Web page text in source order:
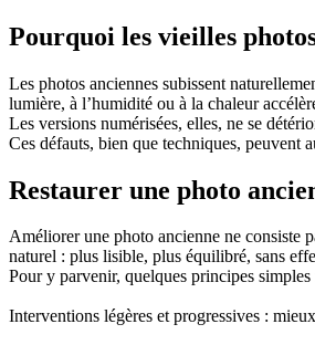
Pourquoi les vieilles
Les photos anciennes subissent
lumière, à l’humidité ou à la chaleur
Les versions numérisées, elles, ne se
Ces défauts, bien que techniques, peuvent
Restaurer une photo
Améliorer une photo ancienne ne consiste
naturel : plus lisible, plus équilibré, sans
Pour y parvenir, quelques principes
Interventions légères et progressives :